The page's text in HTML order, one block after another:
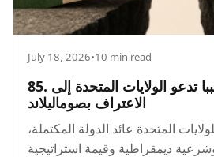
July 18, 2026•10 min read
85. خمسة وثلاثون سببا تدعو الولايات المتحدة إلى
الاعتراف بصوماليلاند
المتحدة عائد الدولة المكتملة،
ديمقراطية وقيمة استراتيجية